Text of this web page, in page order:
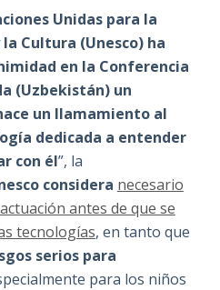
Unidas para la
Cultura (Unesco) ha
en la Conferencia
(Uzbekistán) un
un llamamiento al
dedicada a entender
con él”, la
considera necesario
antes de que se
tecnologías, en tanto que
serios para
para los niños